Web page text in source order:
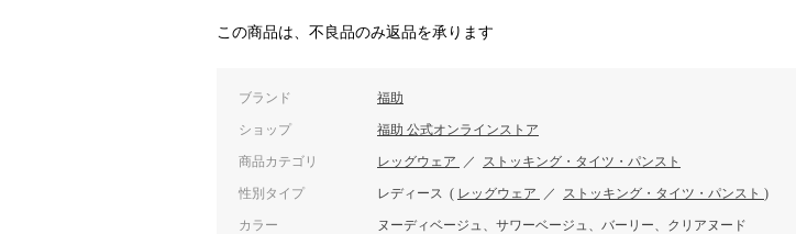
この商品は、不良品のみ返品を承ります
ブランド 福助
ショップ 福助 公式オンラインストア
商品カテゴリ レッグウェア ／ ストッキング・タイツ・パンスト
性別タイプ レディース ( レッグウェア ／ ストッキング・タイツ・パンスト )
カラー ヌーディベージュ、サワーベージュ、バーリー、クリアヌード